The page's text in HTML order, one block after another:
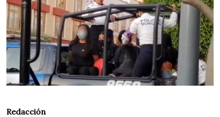
o
d
e
2
2
Redacción